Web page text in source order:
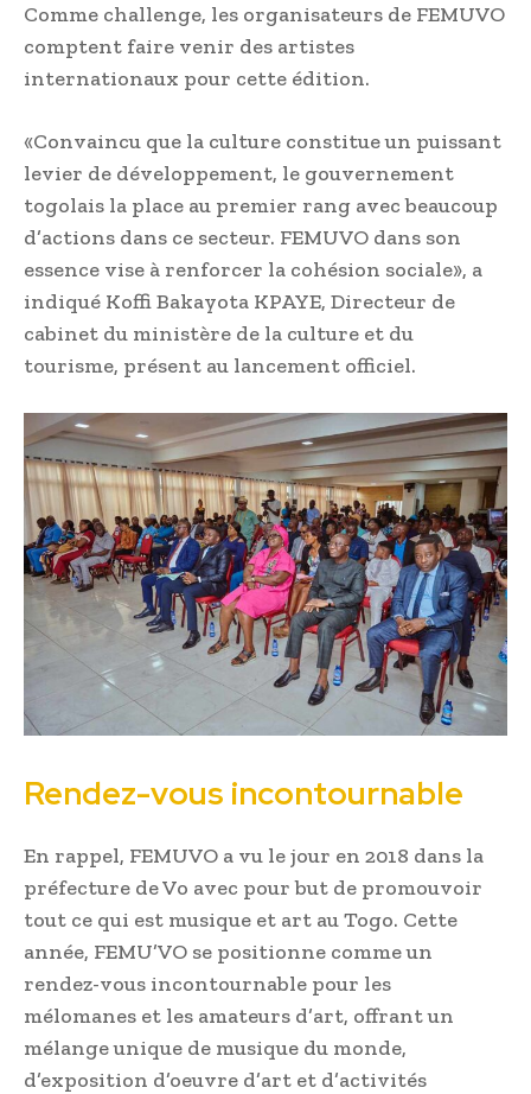
Comme challenge, les organisateurs de FEMUVO
comptent faire venir des artistes
internationaux pour cette édition.
«Convaincu que la culture constitue un puissant
levier de développement, le gouvernement
togolais la place au premier rang avec beaucoup
d’actions dans ce secteur. FEMUVO dans son
essence vise à renforcer la cohésion sociale», a
indiqué Koffi Bakayota KPAYE, Directeur de
cabinet du ministère de la culture et du
tourisme, présent au lancement officiel.
Rendez-vous incontournable
En rappel, FEMUVO a vu le jour en 2018 dans la
préfecture de Vo avec pour but de promouvoir
tout ce qui est musique et art au Togo. Cette
année, FEMU’VO se positionne comme un
rendez-vous incontournable pour les
mélomanes et les amateurs d’art, offrant un
mélange unique de musique du monde,
d’exposition d’oeuvre d’art et d’activités